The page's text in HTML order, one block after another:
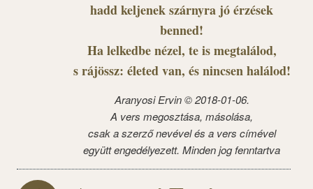
hadd keljenek szárnyra jó érzések
benned!
Ha lelkedbe nézel, te is megtalálod,
s rájössz: életed van, és nincsen halálod!
Aranyosi Ervin © 2018-01-06.
A vers megosztása, másolása,
csak a szerző nevével és a vers címével
együtt engedélyezett. Minden jog fenntartva